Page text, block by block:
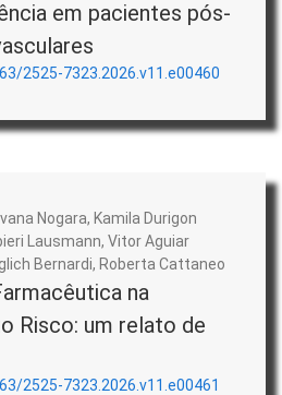
em pacientes pós-
2525-7323.2026.v11.e00460
Nogara, Kamila Durigon
Lausmann, Vitor Aguiar
Bernardi, Roberta Cattaneo
na
Risco: um relato de
2525-7323.2026.v11.e00461